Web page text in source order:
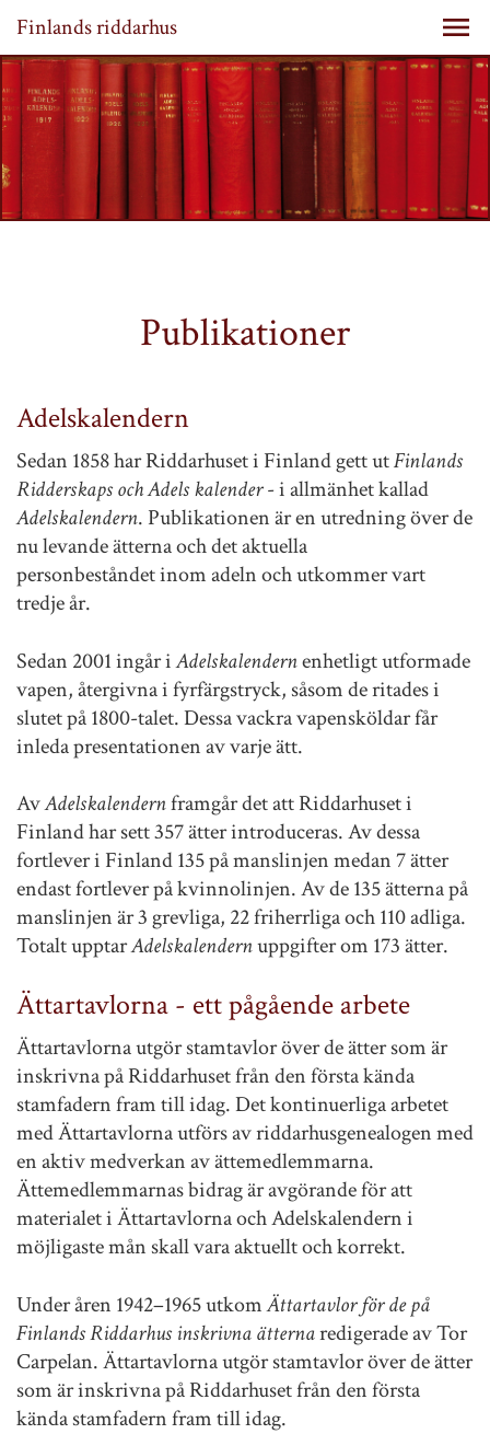
Finlands riddarhus
Publikationer
Adelskalendern
Sedan 1858 har Riddarhuset i Finland gett utFinlands
Ridderskaps och Adels kalender- i allmänhet kallad
Adelskalendern. Publikationen är en utredning över de
nu levande ätterna och det aktuella
personbeståndet inom adeln och utkommer vart
tredje år.
Sedan 2001 ingår iAdelskalendernenhetligt utformade
vapen, återgivna i fyrfärgstryck, såsom de ritades i
slutet på 1800-talet. Dessa vackra vapensköldar får
inleda presentationen av varje ätt.
AvAdelskalendernframgår det att Riddarhuset i
Finland har sett 357 ätter introduceras. Av dessa
fortlever i Finland 135 på manslinjen medan 7 ätter
endast fortlever på kvinnolinjen. Av de 135 ätterna på
manslinjen är 3 grevliga, 22 friherrliga och 110 adliga.
Totalt upptarAdelskalendernuppgifter om 173 ätter.
Ättartavlorna - ett pågående arbete
Ättartavlorna utgör stamtavlor över de ätter som är
inskrivna på Riddarhuset från den första kända
stamfadern fram till idag. Det kontinuerliga arbetet
med Ättartavlorna utförs av riddarhusgenealogen med
en aktiv medverkan av ättemedlemmarna.
Ättemedlemmarnas bidrag är avgörande för att
materialet i Ättartavlorna och Adelskalendern i
möjligaste mån skall vara aktuellt och korrekt.
Under åren 1942–1965 utkomÄttartavlor för de på
Finlands Riddarhus inskrivna ätternaredigerade av Tor
Carpelan. Ättartavlorna utgör stamtavlor över de ätter
som är inskrivna på Riddarhuset från den första
kända stamfadern fram till idag.